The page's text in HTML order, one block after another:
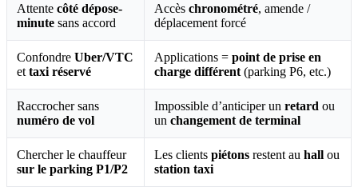
Attente côté dépose-
minute sans accord
Accès chronométré, amende /
déplacement forcé
Confondre Uber/VTC
et taxi réservé
Applications = point de prise en
charge différent (parking P6, etc.)
Raccrocher sans
numéro de vol
Impossible d’anticiper un retard ou
un changement de terminal
Chercher le chauffeur
sur le parking P1/P2
Les clients piétons restent au hall ou
station taxi